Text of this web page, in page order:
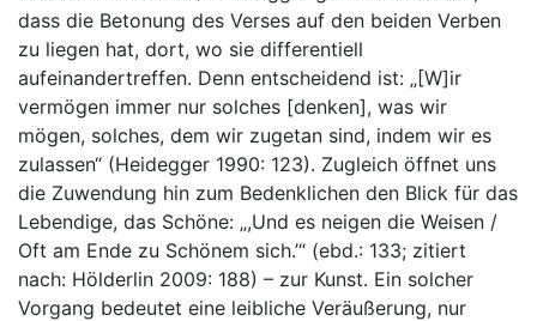
dass die Betonung des Verses auf den beiden Verben
zu liegen hat, dort, wo sie differentiell
aufeinandertreffen. Denn entscheidend ist: „[W]ir
vermögen immer nur solches [denken], was wir
mögen, solches, dem wir zugetan sind, indem wir es
zulassen“ (Heidegger 1990: 123). Zugleich öffnet uns
die Zuwendung hin zum Bedenklichen den Blick für das
Lebendige, das Schöne: „,Und es neigen die Weisen /
Oft am Ende zu Schönem sich.’“ (ebd.: 133; zitiert
nach: Hölderlin 2009: 188) – zur Kunst. Ein solcher
Vorgang bedeutet eine leibliche Veräußerung, nur